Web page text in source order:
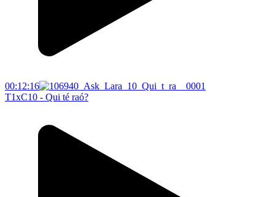
00:12:16
T1xC10 - Qui té raó?